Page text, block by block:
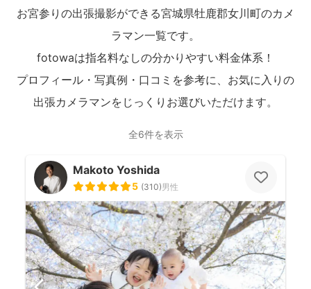
お宮参りの出張撮影ができる宮城県牡鹿郡女川町のカメ
ラマン一覧です。
fotowaは指名料なしの分かりやすい料金体系！
プロフィール・写真例・口コミを参考に、お気に入りの
出張カメラマンをじっくりお選びいただけます。
全6件を表示
Makoto Yoshida
5 (310)男性